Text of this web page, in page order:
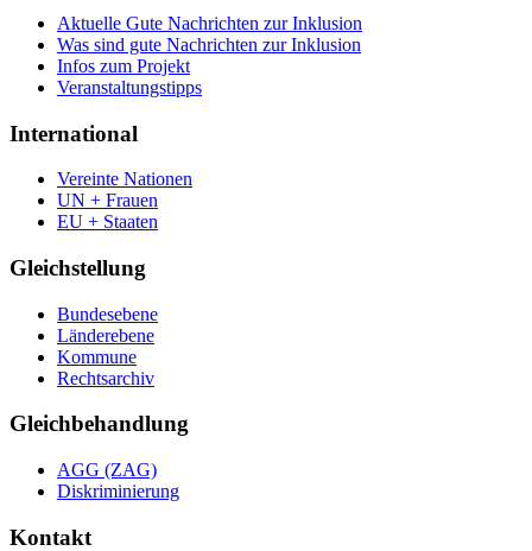
Aktuelle Gute Nachrichten zur Inklusion
Was sind gute Nachrichten zur Inklusion
Infos zum Projekt
Veranstaltungstipps
International
Vereinte Nationen
UN + Frauen
EU + Staaten
Gleichstellung
Bundesebene
Länderebene
Kommune
Rechtsarchiv
Gleichbehandlung
AGG (ZAG)
Diskriminierung
Kontakt